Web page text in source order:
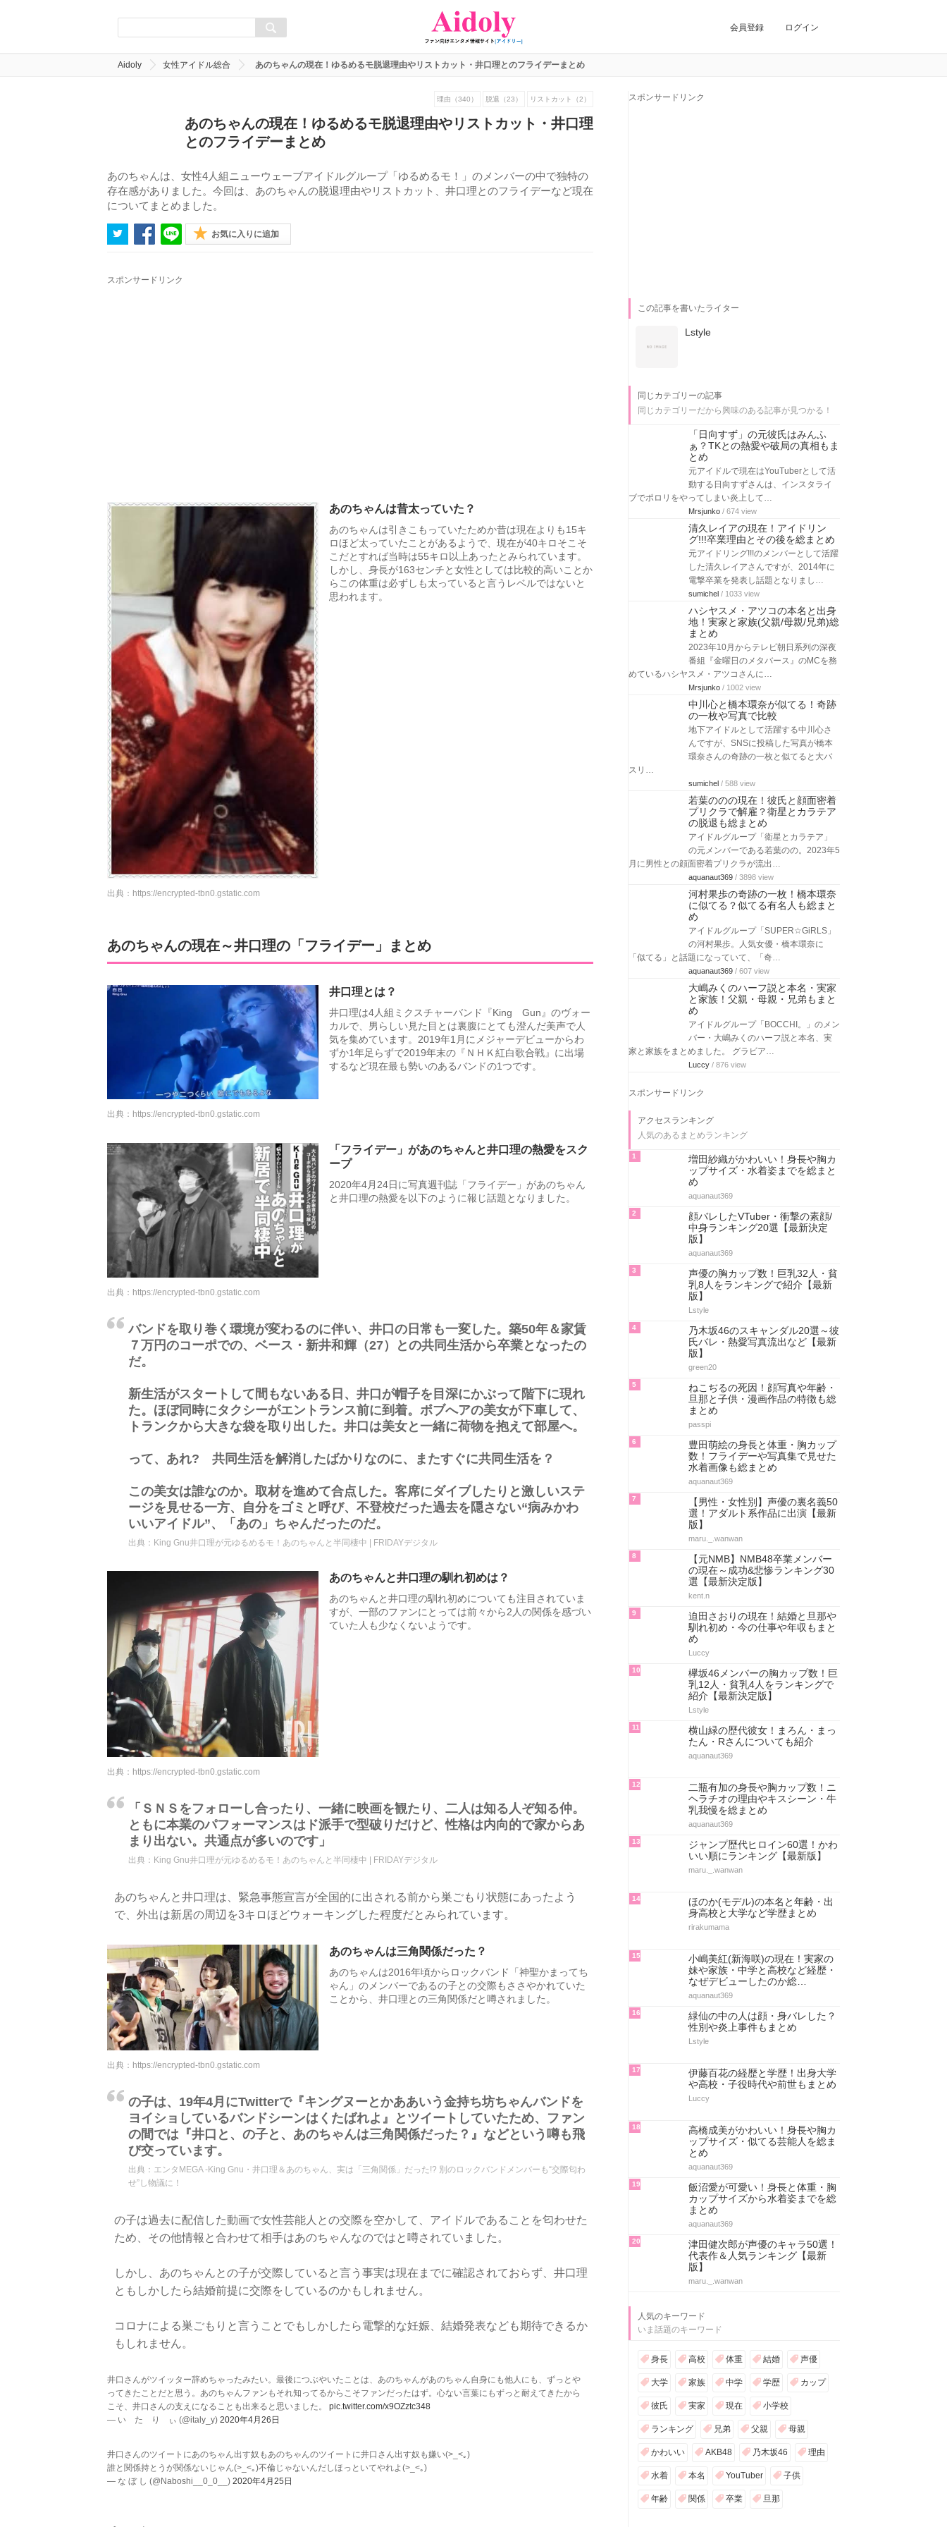
会員登録 ログイン
Aidoly 女性アイドル総合 あのちゃんの現在！ゆるめるモ脱退理由やリストカット・井口理とのフライデーまとめ
理由（340） 脱退（23） リストカット（2）
あのちゃんの現在！ゆるめるモ脱退理由やリストカット・井口理
とのフライデーまとめ
あのちゃんは、女性4人組ニューウェーブアイドルグループ「ゆるめるモ！」のメンバーの中で独特の
存在感がありました。今回は、あのちゃんの脱退理由やリストカット、井口理とのフライデーなど現在
についてまとめました。
お気に入りに追加
スポンサードリンク
あのちゃんは昔太っていた？
あのちゃんは引きこもっていたためか昔は現在よりも15キ
ロほど太っていたことがあるようで、現在が40キロそこそ
こだとすれば当時は55キロ以上あったとみられています。
しかし、身長が163センチと女性としては比較的高いことか
らこの体重は必ずしも太っていると言うレベルではないと
思われます。
出典： https://encrypted-tbn0.gstatic.com
あのちゃんの現在～井口理の「フライデー」まとめ
井口理とは？
井口理は4人組ミクスチャーバンド『King Gun』のヴォー
カルで、男らしい見た目とは裏腹にとても澄んだ美声で人
気を集めています。2019年1月にメジャーデビューからわ
ずか1年足らずで2019年末の『ＮＨＫ紅白歌合戦』に出場
するなど現在最も勢いのあるバンドの1つです。
出典： https://encrypted-tbn0.gstatic.com
「フライデー」があのちゃんと井口理の熱愛をスク
ープ
2020年4月24日に写真週刊誌「フライデー」があのちゃん
と井口理の熱愛を以下のように報じ話題となりました。
出典： https://encrypted-tbn0.gstatic.com
バンドを取り巻く環境が変わるのに伴い、井口の日常も一変した。築50年＆家賃
７万円のコーポでの、ベース・新井和輝（27）との共同生活から卒業となったの
だ。
新生活がスタートして間もないある日、井口が帽子を目深にかぶって階下に現れ
た。ほぼ同時にタクシーがエントランス前に到着。ボブへアの美女が下車して、
トランクから大きな袋を取り出した。井口は美女と一緒に荷物を抱えて部屋へ。
って、あれ? 共同生活を解消したばかりなのに、またすぐに共同生活を？
この美女は誰なのか。取材を進めて合点した。客席にダイブしたりと激しいステ
ージを見せる一方、自分をゴミと呼び、不登校だった過去を隠さない“病みかわ
いいアイドル”、「あの」ちゃんだったのだ。
出典： King Gnu井口理が元ゆるめるモ！あのちゃんと半同棲中 | FRIDAYデジタル
あのちゃんと井口理の馴れ初めは？
あのちゃんと井口理の馴れ初めについても注目されていま
すが、一部のファンにとっては前々から2人の関係を感づい
ていた人も少なくないようです。
出典： https://encrypted-tbn0.gstatic.com
「ＳＮＳをフォローし合ったり、一緒に映画を観たり、二人は知る人ぞ知る仲。
ともに本業のパフォーマンスはド派手で型破りだけど、性格は内向的で家からあ
まり出ない。共通点が多いのです」
出典： King Gnu井口理が元ゆるめるモ！あのちゃんと半同棲中 | FRIDAYデジタル
あのちゃんと井口理は、緊急事態宣言が全国的に出される前から巣ごもり状態にあったよう
で、外出は新居の周辺を3キロほどウォーキングした程度だとみられています。
あのちゃんは三角関係だった？
あのちゃんは2016年頃からロックバンド「神聖かまってち
ゃん」のメンバーであるの子との交際もささやかれていた
ことから、井口理との三角関係だと噂されました。
出典： https://encrypted-tbn0.gstatic.com
の子は、19年4月にTwitterで『キングヌーとかああいう金持ち坊ちゃんバンドを
ヨイショしているバンドシーンはくたばれよ』とツイートしていたため、ファン
の間では『井口と、の子と、あのちゃんは三角関係だった？』などという噂も飛
び交っています。
出典： エンタMEGA -King Gnu・井口理＆あのちゃん、実は「三角関係」だった!? 別のロックバンドメンバーも“交際匂わ
せ”し物議に！
の子は過去に配信した動画で女性芸能人との交際を空かして、アイドルであることを匂わせた
ため、その他情報と合わせて相手はあのちゃんなのではと噂されていました。
しかし、あのちゃんとの子が交際していると言う事実は現在までに確認されておらず、井口理
ともしかしたら結婚前提に交際をしているのかもしれません。
コロナによる巣ごもりと言うことでもしかしたら電撃的な妊娠、結婚発表なども期待できるか
もしれません。
井口さんがツイッター辞めちゃったみたい。最後につぶやいたことは、あのちゃんがあのちゃん自身にも他人にも、ずっとや
ってきたことだと思う。あのちゃんファンもそれ知ってるからこそファンだったはず。心ない言葉にもずっと耐えてきたから
こそ、井口さんの支えになることも出来ると思いました。 pic.twitter.com/x9OZztc348
— い た り ぃ (@italy_y) 2020年4月26日
井口さんのツイートにあのちゃん出す奴もあのちゃんのツイートに井口さん出す奴も嫌い(>_<｡)
誰と関係持とうが関係ないじゃん(>_<｡)不倫じゃないんだしほっといてやれよ(>_<｡)
— な ぼ し (@Naboshi__0_0__) 2020年4月25日
スポンサードリンク
この記事を書いたライター
Lstyle
同じカテゴリーの記事
同じカテゴリーだから興味のある記事が見つかる！
「日向すず」の元彼氏はみんふ
ぁ？TKとの熱愛や破局の真相もま
とめ
元アイドルで現在はYouTuberとして活
動する日向すずさんは、インスタライ
ブでポロリをやってしまい炎上して…
Mrsjunko / 674 view
清久レイアの現在！アイドリン
グ!!!卒業理由とその後を総まとめ
元アイドリング!!!のメンバーとして活躍
した清久レイアさんですが、2014年に
電撃卒業を発表し話題となりまし…
sumichel / 1033 view
ハシヤスメ・アツコの本名と出身
地！実家と家族(父親/母親/兄弟)総
まとめ
2023年10月からテレビ朝日系列の深夜
番組『金曜日のメタバース』のMCを務
めているハシヤスメ・アツコさんに…
Mrsjunko / 1002 view
中川心と橋本環奈が似てる！奇跡
の一枚や写真で比較
地下アイドルとして活躍する中川心さ
んですが、SNSに投稿した写真が橋本
環奈さんの奇跡の一枚と似てると大バ
スリ…
sumichel / 588 view
若葉ののの現在！彼氏と顔面密着
プリクラで解雇？衛星とカラテア
の脱退も総まとめ
アイドルグループ「衛星とカラテア」
の元メンバーである若葉のの。2023年5
月に男性との顔面密着プリクラが流出…
aquanaut369 / 3898 view
河村果歩の奇跡の一枚！橋本環奈
に似てる？似てる有名人も総まと
め
アイドルグループ「SUPER☆GiRLS」
の河村果歩。人気女優・橋本環奈に
「似てる」と話題になっていて、「奇…
aquanaut369 / 607 view
大嶋みくのハーフ説と本名・実家
と家族！父親・母親・兄弟もまと
め
アイドルグループ「BOCCHI。」のメン
バー・大嶋みくのハーフ説と本名、実
家と家族をまとめました。 グラビア…
Luccy / 876 view
スポンサードリンク
アクセスランキング
人気のあるまとめランキング
1
増田紗織がかわいい！身長や胸カ
ップサイズ・水着姿までを総まと
め
aquanaut369
2
顔バレしたVTuber・衝撃の素顔/
中身ランキング20選【最新決定
版】
aquanaut369
3
声優の胸カップ数！巨乳32人・貧
乳8人をランキングで紹介【最新
版】
Lstyle
4
乃木坂46のスキャンダル20選～彼
氏バレ・熱愛写真流出など【最新
版】
green20
5
ねこぢるの死因！顔写真や年齢・
旦那と子供・漫画作品の特徴も総
まとめ
passpi
6
豊田萌絵の身長と体重・胸カップ
数！フライデーや写真集で見せた
水着画像も総まとめ
aquanaut369
7
【男性・女性別】声優の裏名義50
選！アダルト系作品に出演【最新
版】
maru._.wanwan
8
【元NMB】NMB48卒業メンバー
の現在～成功&悲惨ランキング30
選【最新決定版】
kent.n
9
迫田さおりの現在！結婚と旦那や
馴れ初め・今の仕事や年収もまと
め
Luccy
10
欅坂46メンバーの胸カップ数！巨
乳12人・貧乳4人をランキングで
紹介【最新決定版】
Lstyle
11
横山緑の歴代彼女！まろん・まっ
たん・Rさんについても紹介
aquanaut369
12
二瓶有加の身長や胸カップ数！ニ
ヘラチオの理由やキスシーン・牛
乳我慢を総まとめ
aquanaut369
13
ジャンプ歴代ヒロイン60選！かわ
いい順にランキング【最新版】
maru._.wanwan
14
ほのか(モデル)の本名と年齢・出
身高校と大学など学歴まとめ
rirakumama
15
小嶋美紅(新海咲)の現在！実家の
妹や家族・中学と高校など経歴・
なぜデビューしたのか総…
aquanaut369
16
緑仙の中の人は顔・身バレした？
性別や炎上事件もまとめ
Lstyle
17
伊藤百花の経歴と学歴！出身大学
や高校・子役時代や前世もまとめ
Luccy
18
高橋成美がかわいい！身長や胸カ
ップサイズ・似てる芸能人を総ま
とめ
aquanaut369
19
飯沼愛が可愛い！身長と体重・胸
カップサイズから水着姿までを総
まとめ
aquanaut369
20
津田健次郎が声優のキャラ50選！
代表作＆人気ランキング【最新
版】
maru._.wanwan
人気のキーワード
いま話題のキーワード
身長 高校 体重 結婚 声優
大学 家族 中学 学歴 カップ
彼氏 実家 現在 小学校
ランキング 兄弟 父親 母親
かわいい AKB48 乃木坂46 理由
水着 本名 YouTuber 子供
年齢 関係 卒業 旦那